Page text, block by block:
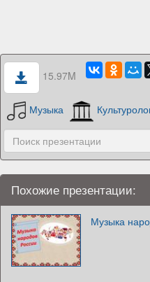
15.97M
Музыка
Похожие презентации:
Музыка